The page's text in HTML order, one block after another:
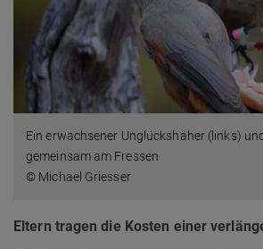
Ein erwachsener Unglückshäher (links)
gemeinsam am Fressen
© Michael Griesser
Eltern tragen die Kosten einer